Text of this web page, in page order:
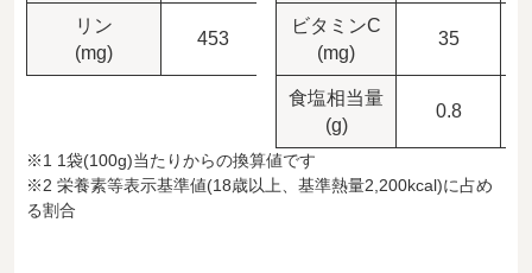
リン
(mg)
453 90.6
ビタミンC
(mg)
35
食塩相当量
(g)
0.8
※1 1袋(100g)当たりからの換算値です
※2 栄養素等表示基準値(18歳以上、基準熱量2,200kcal)に占め
る割合